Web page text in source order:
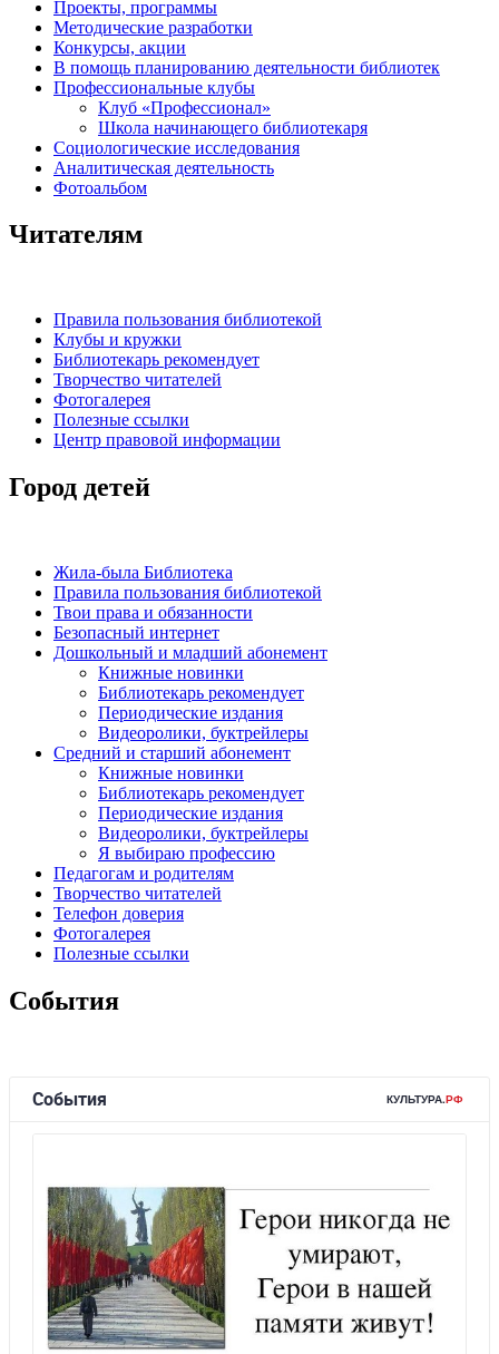
Проекты, программы
Методические разработки
Конкурсы, акции
В помощь планированию деятельности библиотек
Профессиональные клубы
Клуб «Профессионал»
Школа начинающего библиотекаря
Социологические исследования
Аналитическая деятельность
Фотоальбом
Читателям
Правила пользования библиотекой
Клубы и кружки
Библиотекарь рекомендует
Творчество читателей
Фотогалерея
Полезные ссылки
Центр правовой информации
Город детей
Жила-была Библиотека
Правила пользования библиотекой
Твои права и обязанности
Безопасный интернет
Дошкольный и младший абонемент
Книжные новинки
Библиотекарь рекомендует
Периодические издания
Видеоролики, буктрейлеры
Средний и старший абонемент
Книжные новинки
Библиотекарь рекомендует
Периодические издания
Видеоролики, буктрейлеры
Я выбираю профессию
Педагогам и родителям
Творчество читателей
Телефон доверия
Фотогалерея
Полезные ссылки
События